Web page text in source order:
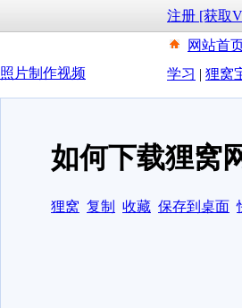
注册 [获取
网站首
学习 | 狸窝
照片制作视频
如何下载狸窝
狸窝 复制 收藏 保存到桌面